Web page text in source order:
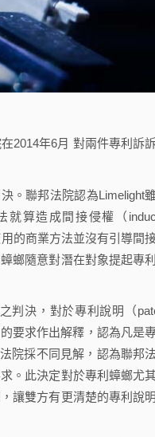
2014年6月 對兩件專利訴
。聯邦法院認為Limelight
就算造成間接侵權（
的商業方法並沒有引導間
螂隨意對潛在對象提起專
判決，對於專利說明（
要求作出解釋，認為凡是專
院採不同見解，認為聯邦
。此決定對於專利蟑螂尤
讓雙方有更清楚的專利說